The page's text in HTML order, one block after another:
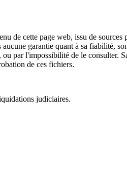
de cette page web, issu de
garantie quant à sa fiabilité,
par l'impossibilité de le
de ces fichiers.
judiciaires.